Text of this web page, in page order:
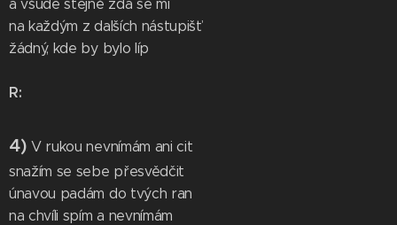
a všude stejně zdá se mi
na každým z dalších nástupišť
žádný, kde by bylo líp
R:
4) V rukou nevnímám ani cit
snažím se sebe přesvědčit
únavou padám do tvých ran
na chvíli spím a nevnímám